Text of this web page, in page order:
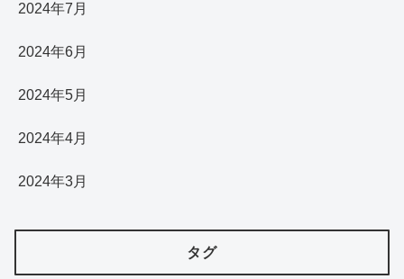
2024年7月
2024年6月
2024年5月
2024年4月
2024年3月
タグ